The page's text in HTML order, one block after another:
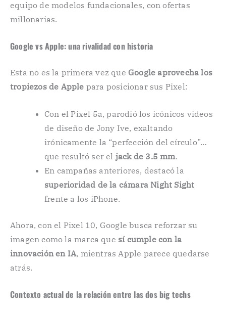
equipo de modelos fundacionales, con ofertas
millonarias.
Google vs Apple: una rivalidad con historia
Esta no es la primera vez que Google aprovecha los
tropiezos de Apple para posicionar sus Pixel:
Con el Pixel 5a, parodió los icónicos videos
de diseño de Jony Ive, exaltando
irónicamente la “perfección del círculo”…
que resultó ser el jack de 3.5 mm.
En campañas anteriores, destacó la
superioridad de la cámara Night Sight
frente a los iPhone.
Ahora, con el Pixel 10, Google busca reforzar su
imagen como la marca que sí cumple con la
innovación en IA, mientras Apple parece quedarse
atrás.
Contexto actual de la relación entre las dos big techs